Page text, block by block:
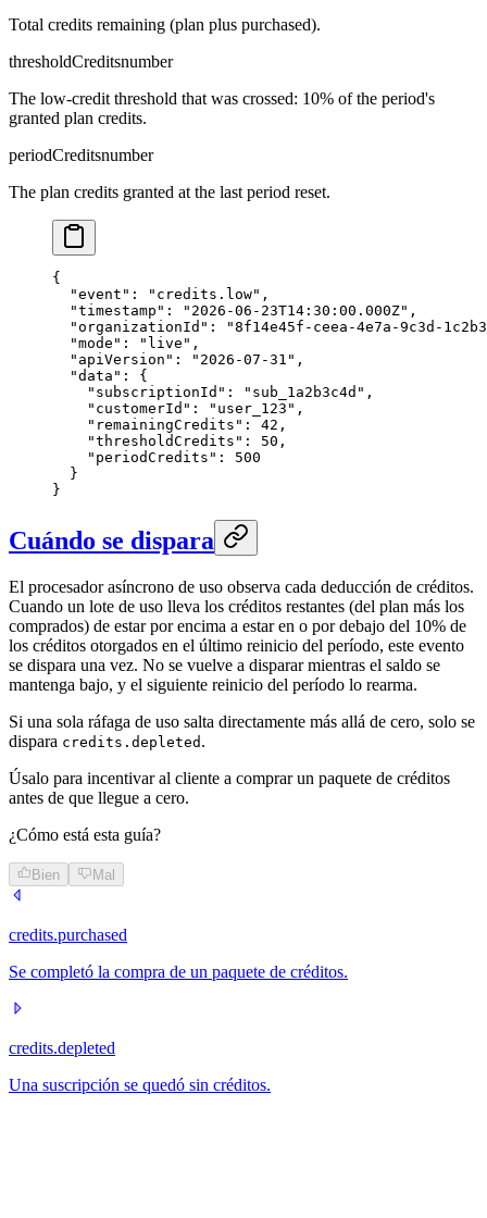
Total credits remaining (plan plus purchased).
thresholdCreditsnumber
The low-credit threshold that was crossed: 10% of the period's
granted plan credits.
periodCreditsnumber
The plan credits granted at the last period reset.
{
  "event": "credits.low",
  "timestamp": "2026-06-23T14:30:00.000Z",
"organizationId": "8f14e45f-ceea-4e7a-9c3d-
  "mode": "live",
  "apiVersion": "2026-07-31",
  "data": {
    "subscriptionId": "sub_1a2b3c4d",
    "customerId": "user_123",
    "remainingCredits": 42,
    "thresholdCredits": 50,
    "periodCredits": 500
  }
}
Cuándo se dispara
El procesador asíncrono de uso observa cada deducción de créditos.
Cuando un lote de uso lleva los créditos restantes (del plan más los
comprados) de estar por encima a estar en o por debajo del 10% de
los créditos otorgados en el último reinicio del período, este evento
se dispara una vez. No se vuelve a disparar mientras el saldo se
mantenga bajo, y el siguiente reinicio del período lo rearma.
Si una sola ráfaga de uso salta directamente más allá de cero, solo se
dispara credits.depleted .
Úsalo para incentivar al cliente a comprar un paquete de créditos
antes de que llegue a cero.
¿Cómo está esta guía?
Bien Mal
credits.purchased
Se completó la compra de un paquete de créditos.
credits.depleted
Una suscripción se quedó sin créditos.